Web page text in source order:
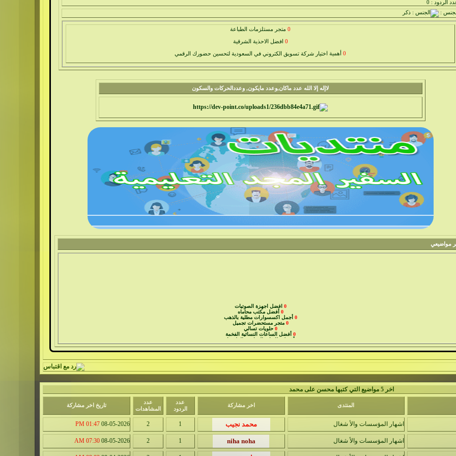
الردود : 0
:
0 متجر مستلزمات الطباعة
0 افضل الاحذية الشرقية
أهمية اختيار شركة تسويق الكتروني في السعودية لتحسين حضورك الرقمي
0 افضل ملابس الاطفال
0 برشام سايتوتك واستخداماته الطبية
لاإله إلا الله عدد ماكان,وعدد مايكون, وعددالحركات والسكون
أجمل اكسسوارات مطلية بالذهب
متجر مستحضرات تجميل
0
حلويات تسالي
أفضل الساعات النسائية الفخمة
أفضل طابعات الفواتير والملصقات
0 صيانة الابواب الاوتوماتيكية
0 خدمات السيارات
0 افضل ادوات المطبخ للعروس
اخر 5 مواضيع التي كتبها محسن على محمد
المنتدى اخر مشاركة
عدد
الردود
عدد
المشاهدات
تاريخ اخر مشاركة
اشهار المؤسسات والأ شغال 1
2
08-05-2026
01:47 PM
اشهار المؤسسات والأ شغال 1
2
08-05-2026
07:30 AM